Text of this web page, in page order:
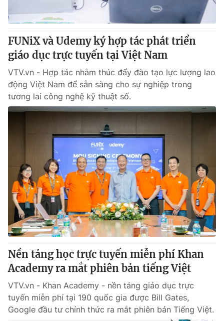
FUNiX và Udemy ký hợp tác phát triển
giáo dục trực tuyến tại Việt Nam
VTV.vn - Hợp tác nhằm thúc đẩy đào tạo lực lượng lao
động Việt Nam để sẵn sàng cho sự nghiệp trong
tương lai công nghệ kỹ thuật số.
Nền tảng học trực tuyến miễn phí Khan
Academy ra mắt phiên bản tiếng Việt
VTV.vn - Khan Academy - nền tảng giáo dục trực
tuyến miễn phí tại 190 quốc gia được Bill Gates,
Google đầu tư chính thức ra mắt phiên bản Tiếng Việt.